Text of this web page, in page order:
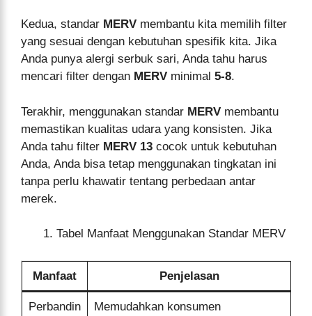
Kedua, standar MERV membantu kita memilih filter
yang sesuai dengan kebutuhan spesifik kita. Jika
Anda punya alergi serbuk sari, Anda tahu harus
mencari filter dengan MERV minimal 5-8.
Terakhir, menggunakan standar MERV membantu
memastikan kualitas udara yang konsisten. Jika
Anda tahu filter MERV 13 cocok untuk kebutuhan
Anda, Anda bisa tetap menggunakan tingkatan ini
tanpa perlu khawatir tentang perbedaan antar
merek.
Tabel Manfaat Menggunakan Standar MERV
Manfaat Penjelasan
Perbandin
Memudahkan konsumen